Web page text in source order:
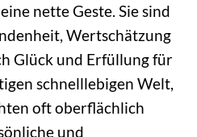
nette Geste. Sie sind
Wertschätzung
Glück und Erfüllung für
schnelllebigen Welt,
oft oberflächlich
und